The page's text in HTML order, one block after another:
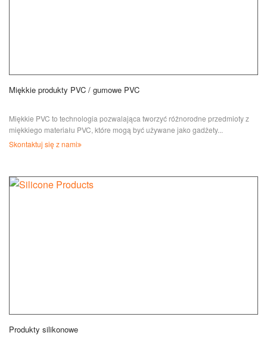
Miękkie produkty PVC / gumowe PVC
Miękkie PVC to technologia pozwalająca tworzyć różnorodne przedmioty z
miękkiego materiału PVC, które mogą być używane jako gadżety...
Skontaktuj się z nami
Produkty silikonowe